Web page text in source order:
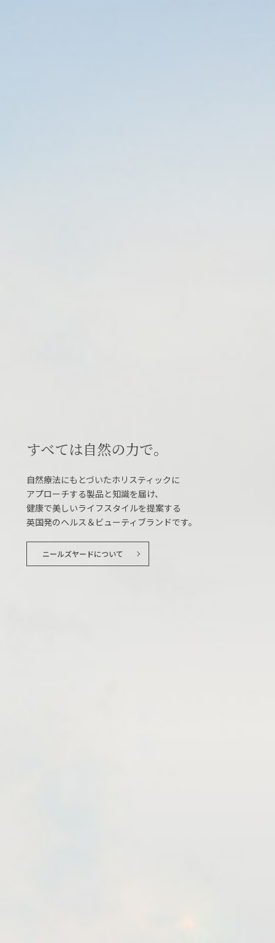
すべては自然の力で。
自然療法にもとづいたホリスティックに
アプローチする製品と知識を届け、
健康で美しいライフスタイルを提案する
英国発のヘルス＆ビューティブランドです。
ニールズヤードについて